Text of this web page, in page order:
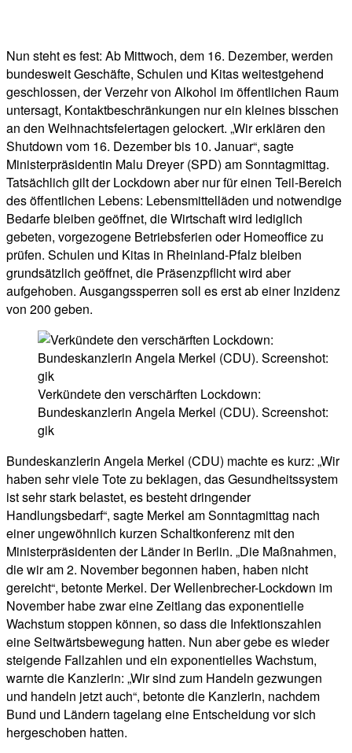
Nun steht es fest: Ab Mittwoch, dem 16. Dezember, werden
bundesweit Geschäfte, Schulen und Kitas weitestgehend
geschlossen, der Verzehr von Alkohol im öffentlichen Raum
untersagt, Kontaktbeschränkungen nur ein kleines bisschen
an den Weihnachtsfeiertagen gelockert. „Wir erklären den
Shutdown vom 16. Dezember bis 10. Januar“, sagte
Ministerpräsidentin Malu Dreyer (SPD) am Sonntagmittag.
Tatsächlich gilt der Lockdown aber nur für einen Teil-Bereich
des öffentlichen Lebens: Lebensmittelläden und notwendige
Bedarfe bleiben geöffnet, die Wirtschaft wird lediglich
gebeten, vorgezogene Betriebsferien oder Homeoffice zu
prüfen. Schulen und Kitas in Rheinland-Pfalz bleiben
grundsätzlich geöffnet, die Präsenzpflicht wird aber
aufgehoben. Ausgangssperren soll es erst ab einer Inzidenz
von 200 geben.
Verkündete den verschärften Lockdown:
Bundeskanzlerin Angela Merkel (CDU). Screenshot:
gik
Bundeskanzlerin Angela Merkel (CDU) machte es kurz: „Wir
haben sehr viele Tote zu beklagen, das Gesundheitssystem
ist sehr stark belastet, es besteht dringender
Handlungsbedarf“, sagte Merkel am Sonntagmittag nach
einer ungewöhnlich kurzen Schaltkonferenz mit den
Ministerpräsidenten der Länder in Berlin. „Die Maßnahmen,
die wir am 2. November begonnen haben, haben nicht
gereicht“, betonte Merkel. Der Wellenbrecher-Lockdown im
November habe zwar eine Zeitlang das exponentielle
Wachstum stoppen können, so dass die Infektionszahlen
eine Seitwärtsbewegung hatten. Nun aber gebe es wieder
steigende Fallzahlen und ein exponentielles Wachstum,
warnte die Kanzlerin: „Wir sind zum Handeln gezwungen
und handeln jetzt auch“, betonte die Kanzlerin, nachdem
Bund und Ländern tagelang eine Entscheidung vor sich
hergeschoben hatten.